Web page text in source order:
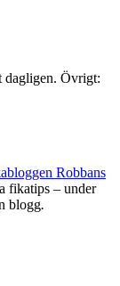
dagligen. Övrigt:
Robbans
fikatips – under
blogg.